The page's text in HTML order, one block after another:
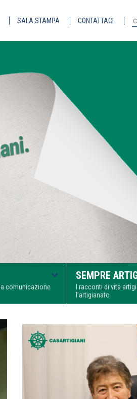
SALA STAMPA CONTATTACI
comunicazione
SEMPRE
I racconti di vita
l’artigianato